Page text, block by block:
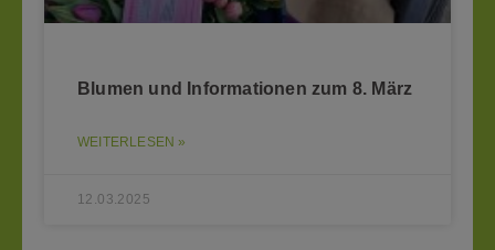
Blumen und Informationen zum 8. März
WEITERLESEN »
12.03.2025